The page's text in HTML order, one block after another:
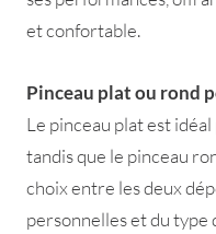
et confortable.
Pinceau plat ou rond
Le pinceau plat est
tandis que le pinceau
choix entre les deux
personnelles et du